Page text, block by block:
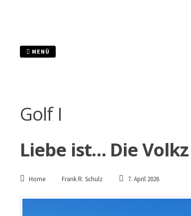
MENÜ
Golf I
Liebe ist… Die
Home Frank R. Schulz 7. April 2026